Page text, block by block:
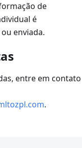
de
é
enviada.
entre em contato
.